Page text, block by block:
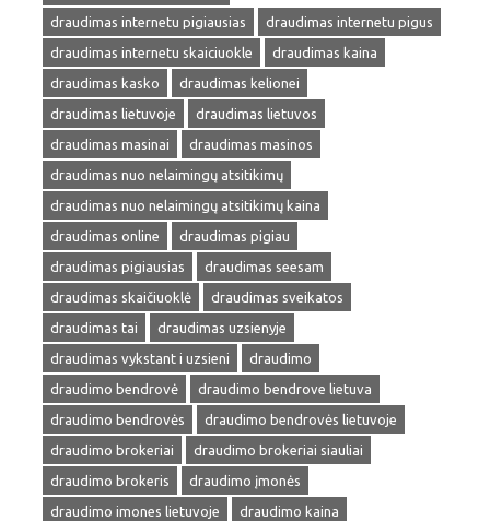
draudimas internetu pigiausias
draudimas internetu pigus
draudimas internetu skaiciuokle
draudimas kaina
draudimas kasko
draudimas kelionei
draudimas lietuvoje
draudimas lietuvos
draudimas masinai
draudimas masinos
draudimas nuo nelaimingų atsitikimų
draudimas nuo nelaimingų atsitikimų kaina
draudimas online
draudimas pigiau
draudimas pigiausias
draudimas seesam
draudimas skaičiuoklė
draudimas sveikatos
draudimas tai
draudimas uzsienyje
draudimas vykstant i uzsieni
draudimo
draudimo bendrovė
draudimo bendrove lietuva
draudimo bendrovės
draudimo bendrovės lietuvoje
draudimo brokeriai
draudimo brokeriai siauliai
draudimo brokeris
draudimo įmonės
draudimo imones lietuvoje
draudimo kaina